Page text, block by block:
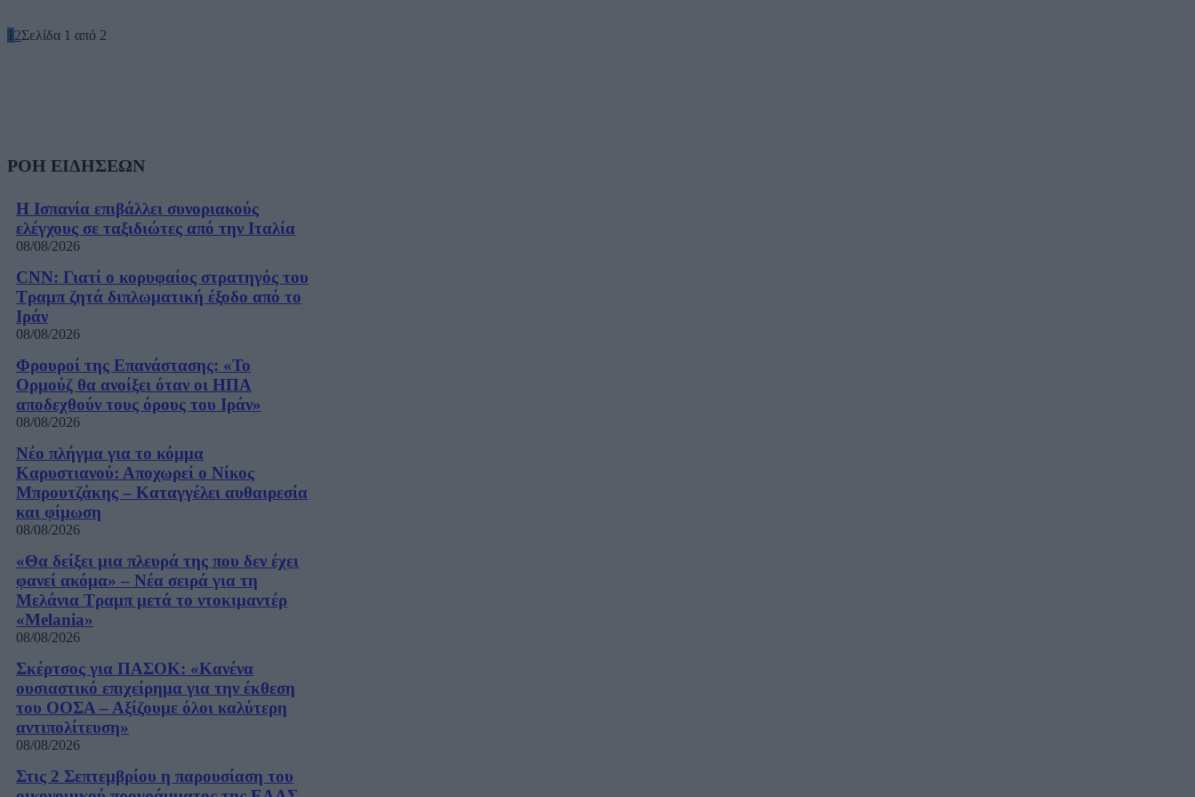
1 2Σελίδα 1 από 2
ΡΟΗ ΕΙΔΗΣΕΩΝ
Η Ισπανία επιβάλλει συνοριακούς
ελέγχους σε ταξιδιώτες από την Ιταλία
08/08/2026
CNN: Γιατί ο κορυφαίος στρατηγός του
Τραμπ ζητά διπλωματική έξοδο από το
Ιράν
08/08/2026
Φρουροί της Επανάστασης: «Το
Ορμούζ θα ανοίξει όταν οι ΗΠΑ
αποδεχθούν τους όρους του Ιράν»
08/08/2026
Νέο πλήγμα για το κόμμα
Καρυστιανού: Αποχωρεί ο Νίκος
Μπρουτζάκης – Καταγγέλει αυθαιρεσία
και φίμωση
08/08/2026
«Θα δείξει μια πλευρά της που δεν έχει
φανεί ακόμα» – Νέα σειρά για τη
Μελάνια Τραμπ μετά το ντοκιμαντέρ
«Melania»
08/08/2026
Σκέρτσος για ΠΑΣΟΚ: «Κανένα
ουσιαστικό επιχείρημα για την έκθεση
του ΟΟΣΑ – Αξίζουμε όλοι καλύτερη
αντιπολίτευση»
08/08/2026
Στις 2 Σεπτεμβρίου η παρουσίαση του